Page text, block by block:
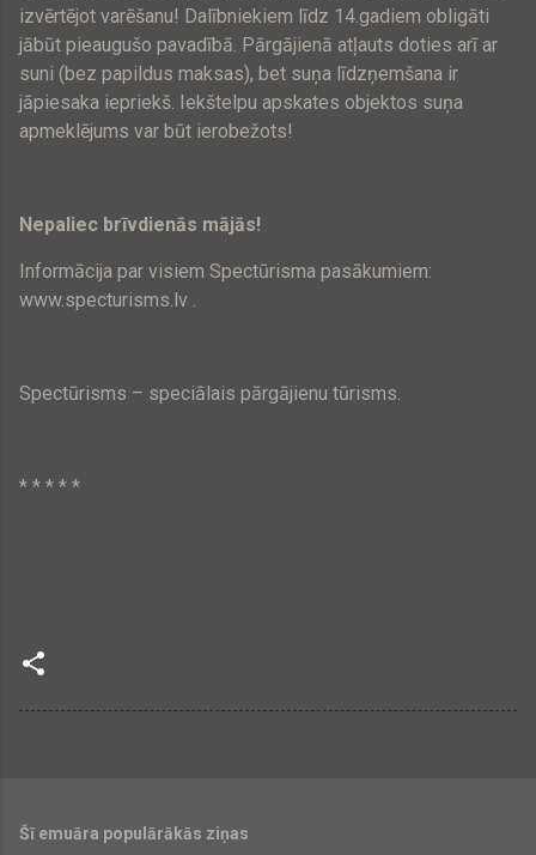
izvērtējot varēšanu! Dalībniekiem līdz 14.gadiem obligāti
jābūt pieaugušo pavadībā. Pārgājienā atļauts doties arī ar
suni (bez papildus maksas), bet suņa līdzņemšana ir
jāpiesaka iepriekš. Iekštelpu apskates objektos suņa
apmeklējums var būt ierobežots!
Nepaliec brīvdienās mājās!
Informācija par visiem Spectūrisma pasākumiem:
www.specturisms.lv .
Spectūrisms – speciālais pārgājienu tūrisms.
* * * * *
Šī emuāra populārākās ziņas